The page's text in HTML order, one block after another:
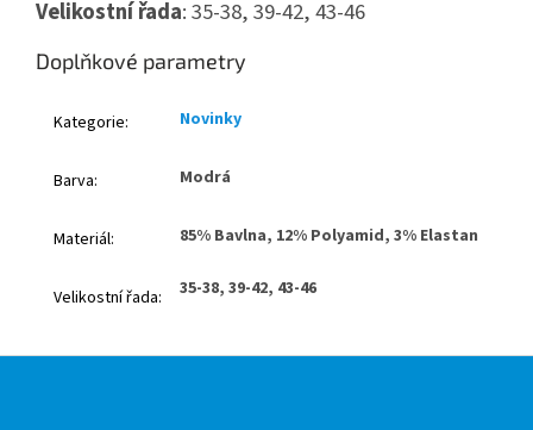
Velikostní řada: 35-38, 39-42, 43-46
Doplňkové parametry
Kategorie: Novinky
Barva: Modrá
Materiál: 85% Bavlna, 12% Polyamid, 3% Elastan
Velikostní řada: 35-38, 39-42, 43-46